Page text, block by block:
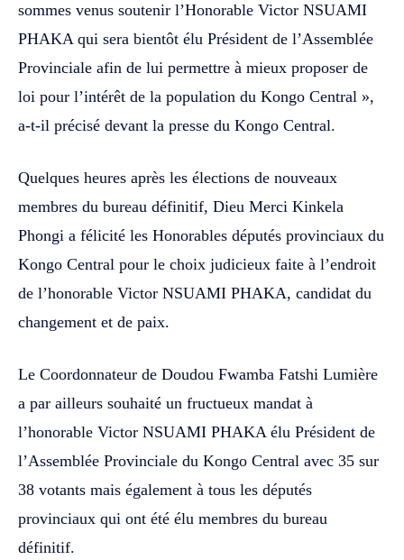
sommes venus soutenir l’Honorable Victor NSUAMI
PHAKA qui sera bientôt élu Président de l’Assemblée
Provinciale afin de lui permettre à mieux proposer de
loi pour l’intérêt de la population du Kongo Central »,
a-t-il précisé devant la presse du Kongo Central.
Quelques heures après les élections de nouveaux
membres du bureau définitif, Dieu Merci Kinkela
Phongi a félicité les Honorables députés provinciaux du
Kongo Central pour le choix judicieux faite à l’endroit
de l’honorable Victor NSUAMI PHAKA, candidat du
changement et de paix.
Le Coordonnateur de Doudou Fwamba Fatshi Lumière
a par ailleurs souhaité un fructueux mandat à
l’honorable Victor NSUAMI PHAKA élu Président de
l’Assemblée Provinciale du Kongo Central avec 35 sur
38 votants mais également à tous les députés
provinciaux qui ont été élu membres du bureau
définitif.